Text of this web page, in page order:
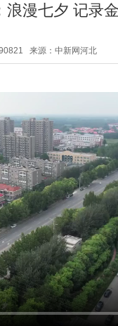
浪漫七夕 记录
来源：中新网河北